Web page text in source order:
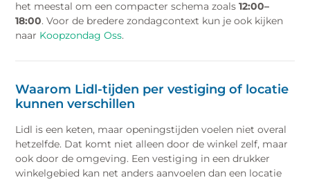
het meestal om een compacter schema zoals12:00–
18:00. Voor de bredere zondagcontext kun je ook kijken
naar Koopzondag Oss.
Waarom Lidl-tijden per vestiging of locatie
kunnen verschillen
Lidl is een keten, maar openingstijden voelen niet overal
hetzelfde. Dat komt niet alleen door de winkel zelf, maar
ook door de omgeving. Een vestiging in een drukker
winkelgebied kan net anders aanvoelen dan een locatie